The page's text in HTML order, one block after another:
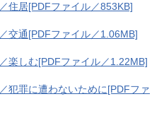
住居[PDFファイル／853KB]
交通[PDFファイル／1.06MB]
楽しむ[PDFファイル／1.22MB]
罪に遭わないために[PDFファ